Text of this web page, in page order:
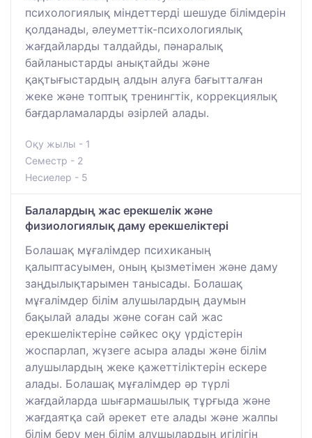
психологиялық міндеттерді шешуде білімдерін
қолданады, әлеуметтік-психологиялық
жағдайларды талдайды, пәнаралық
байланыстарды анықтайды және
қақтығыстардың алдын алуға бағытталған
жеке және топтық тренингтік, коррекциялық
бағдарламаларды әзірлей алады.
Оқу жылы - 1
Семестр - 2
Несиелер - 5
Балалардың жас ерекшелік және
физиологиялық даму ерекшеліктері
Болашақ мұғалімдер психиканың
қалыптасуымен, оның қызметімен және даму
заңдылықтарымен танысады. Болашақ
мұғалімдер білім алушылардың даумын
бақылай алады және соған сай жас
ерекшеліктеріне сәйкес оқу үрдістерін
жоспарлап, жүзеге асыра алады және білім
алушылардың жеке қажеттіліктерін ескере
алады. Болашақ мұғалімдер әр түрлі
жағдайларда шығармашылық тұрғыда және
жағдаятқа сай әрекет ете алады және жалпы
білім беру мен білім алушылардың игілігін